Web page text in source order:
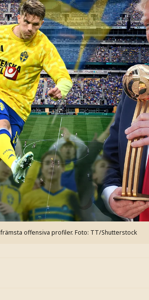
offensiva profiler. Foto: TT/Shutterstock